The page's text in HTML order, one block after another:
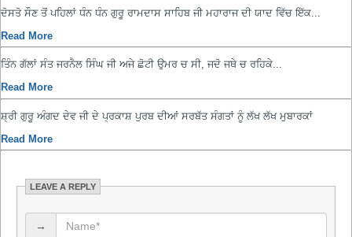
ਦੋਸਤੋ ਸੌਣ ਤੋਂ ਪਹਿਲਾਂ ਧੰਨ ਧੰਨ ਗੁਰੂ ਰਾਮਦਾਸ ਸਾਹਿਬ ਜੀ ਮਹਾਰਾਜ ਦੀ ਯਾਦ ਵਿੱਚ ਇੱਕ...
Read More
ਤਿੰਨ ਗੱਲਾਂ ਸੰਤ ਜਰਨੈਲ ਸਿੰਘ ਜੀ ਅਜੇ ਛੋਟੀ ਉਮਰ ਚ ਸੀ, ਜਦੋ ਜਥੇ ਚ ਰਹਿਕੇ...
Read More
ਸ਼੍ਰੀ ਗੁਰੂ ਅੰਗਦ ਦੇਵ ਜੀ ਦੇ ਪ੍ਰਕਾਸ਼ ਪੁਰਬ ਦੀਆਂ ਸਰਬੱਤ ਸੰਗਤਾਂ ਨੂੰ ਲੱਖ ਲੱਖ ਮੁਬਾਰਕਾਂ
Read More
LEAVE A REPLY
→